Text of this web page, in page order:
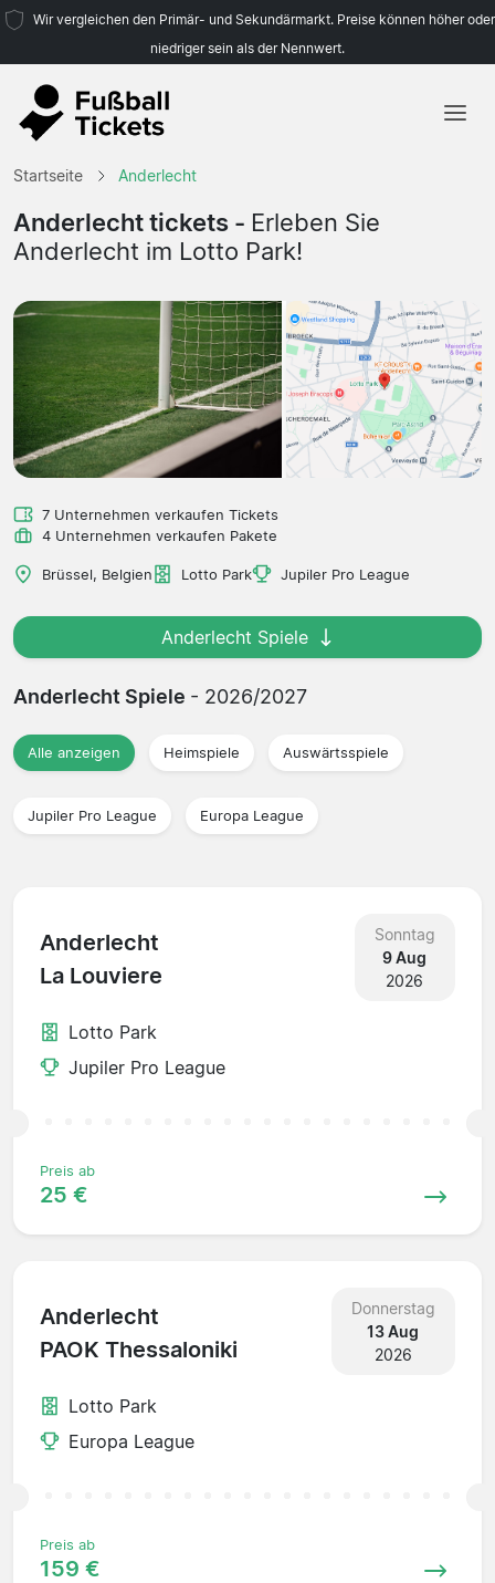
Wir vergleichen den Primär- und Sekundärmarkt. Preise können höher oder
niedriger sein als der Nennwert.
Mannschaften
Ligen
Startseite Anderlecht
Anderlecht tickets - Erleben Sie
Anderlecht im Lotto Park!
7 Unternehmen verkaufen Tickets
4 Unternehmen verkaufen Pakete
Brüssel, Belgien Lotto Park Jupiler Pro League
Anderlecht Spiele
Anderlecht Spiele - 2026/2027
Alle anzeigen Heimspiele Auswärtsspiele
Jupiler Pro League Europa League
Anderlecht
La Louviere
Sonntag
9 Aug
2026
Lotto Park
Jupiler Pro League
Preis ab
25 €
Anderlecht
PAOK Thessaloniki
Donnerstag
13 Aug
2026
Lotto Park
Europa League
Preis ab
159 €